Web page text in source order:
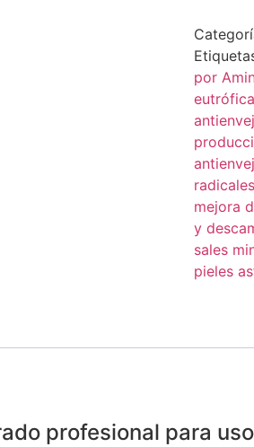
por
eutrófica
mejora
y
sales
pieles
profesional para